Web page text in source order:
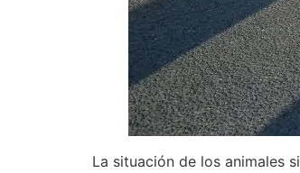
La situación de los animales